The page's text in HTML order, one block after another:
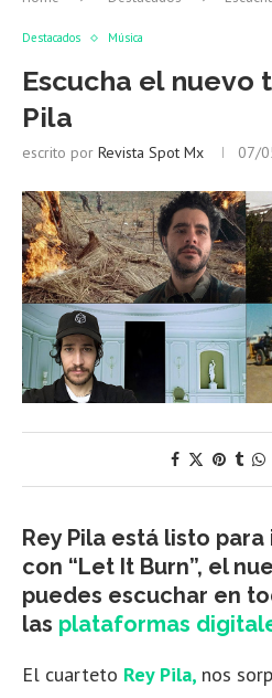
Destacados Música
Escucha el nuevo
Pila
escrito por Revista Spot Mx 07/
Rey Pila está listo
con “Let It Burn”, el
puedes escuchar en
las plataformas
El cuarteto Rey Pila, nos